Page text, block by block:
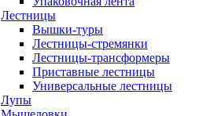
Лестницы
Вышки-туры
Лестницы-стремянки
Лестницы-трансформеры
Приставные лестницы
Универсальные лестницы
Лупы